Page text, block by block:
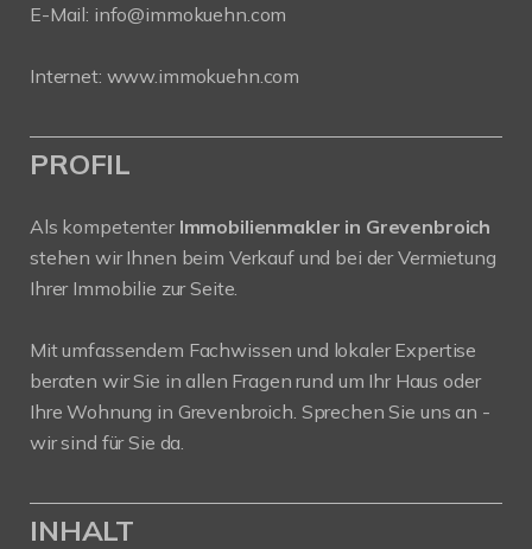
E-Mail: info@immokuehn.com
Internet: www.immokuehn.com
PROFIL
Als kompetenter Immobilienmakler in Grevenbroich
stehen wir Ihnen beim Verkauf und bei der Vermietung
Ihrer Immobilie zur Seite.
Mit umfassendem Fachwissen und lokaler Expertise
beraten wir Sie in allen Fragen rund um Ihr Haus oder
Ihre Wohnung in Grevenbroich. Sprechen Sie uns an -
wir sind für Sie da.
INHALT